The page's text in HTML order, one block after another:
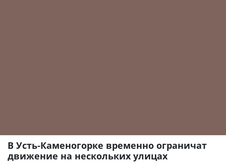
В Усть-Каменогорке временно ограничат
движение на нескольких улицах